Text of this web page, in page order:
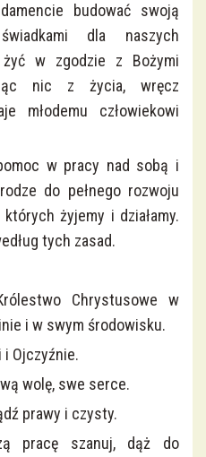
budować swoją
dla naszych
w zgodzie z Bożymi
nic z życia, wręcz
młodemu człowiekowi
w pracy nad sobą i
do pełnego rozwoju
żyjemy i działamy.
tych zasad.
Chrystusowe w
i w swym środowisku.
i Ojczyźnie.
wolę, swe serce.
prawy i czysty.
pracę szanuj, dąż do